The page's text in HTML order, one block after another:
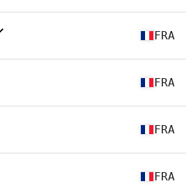
FRA
FRA
FRA
FRA